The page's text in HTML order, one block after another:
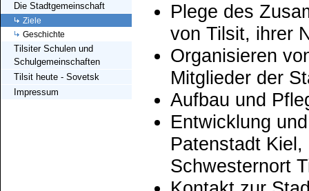
Die Stadtgemeinschaft
Ziele
Geschichte
Tilsiter Schulen und
Schulgemeinschaften
Tilsit heute - Sovetsk
Impressum
Plege des
von Tilsit, ihrer
Organisieren
Mitglieder der
Aufbau und
Entwicklung
Patenstadt
Schwesternort